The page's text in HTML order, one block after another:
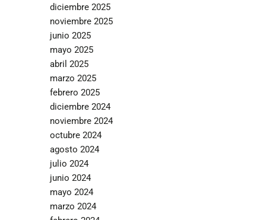
diciembre 2025
noviembre 2025
junio 2025
mayo 2025
abril 2025
marzo 2025
febrero 2025
diciembre 2024
noviembre 2024
octubre 2024
agosto 2024
julio 2024
junio 2024
mayo 2024
marzo 2024